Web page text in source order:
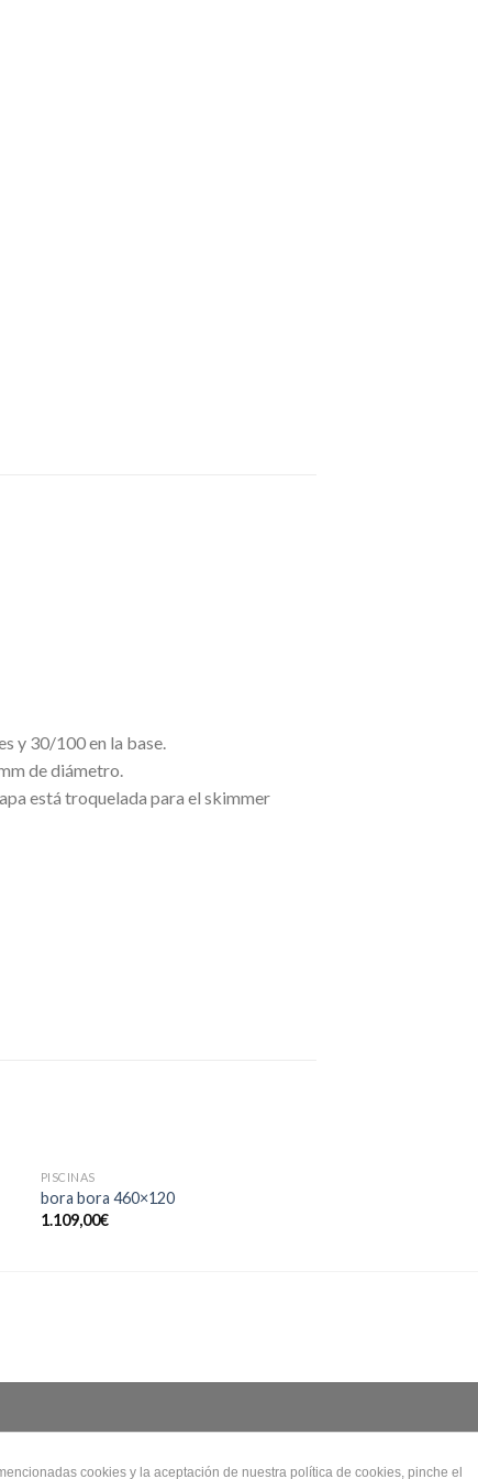
y 30/100 en la base.
de diámetro.
está troquelada para el skimmer
PISCINAS
bora bora 460×120
1.109,00€
cookies y la aceptación de nuestra política de cookies, pinche el